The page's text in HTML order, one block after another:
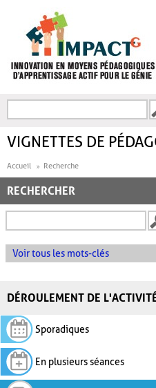
FORMULAIRE DE
VIGNETTES DE
Accueil Recherche
RECHERCHER
Voir tous les mots-clés
DÉROULEMENT DE
Sporadiques
En plusieurs séances